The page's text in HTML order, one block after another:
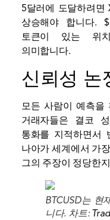
5달러에 도달하려면
상승해야 합니다.
토큰이 있는 위
의미합니다.
신뢰성 논
모든 사람이 예측을
거래자들은 결코
통화를 지적하면서
나아가 세계에서 가
그의 주장이 정당한
BTCUSD는 현
니다. 차트: